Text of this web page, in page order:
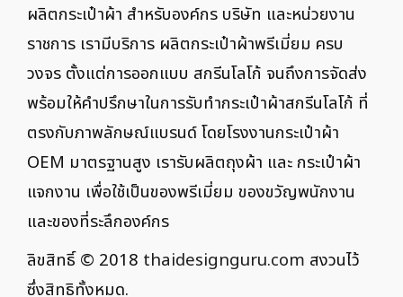
ผลิตกระเป๋าผ้า สำหรับองค์กร บริษัท และหน่วยงาน
ราชการ เรามีบริการ ผลิตกระเป๋าผ้าพรีเมี่ยม ครบ
วงจร ตั้งแต่การออกแบบ สกรีนโลโก้ จนถึงการจัดส่ง
พร้อมให้คำปรึกษาในการรับทำกระเป๋าผ้าสกรีนโลโก้ ที่
ตรงกับภาพลักษณ์แบรนด์ โดยโรงงานกระเป๋าผ้า
OEM มาตรฐานสูง เรารับผลิตถุงผ้า และ กระเป๋าผ้า
แจกงาน เพื่อใช้เป็นของพรีเมี่ยม ของขวัญพนักงาน
และของที่ระลึกองค์กร
ลิขสิทธิ์ © 2018 thaidesignguru.com สงวนไว้
ซึ่งสิทธิทั้งหมด.